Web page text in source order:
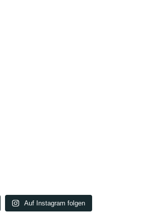
Auf Instagram folgen